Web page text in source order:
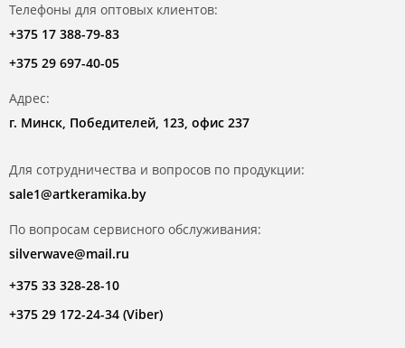
Телефоны для оптовых клиентов:
+375 17 388-79-83
+375 29 697-40-05
Адрес:
г. Минск, Победителей, 123, офис 237
Для сотрудничества и вопросов по продукции:
sale1@artkeramika.by
По вопросам сервисного обслуживания:
silverwave@mail.ru
+375 33 328-28-10
+375 29 172-24-34 (Viber)